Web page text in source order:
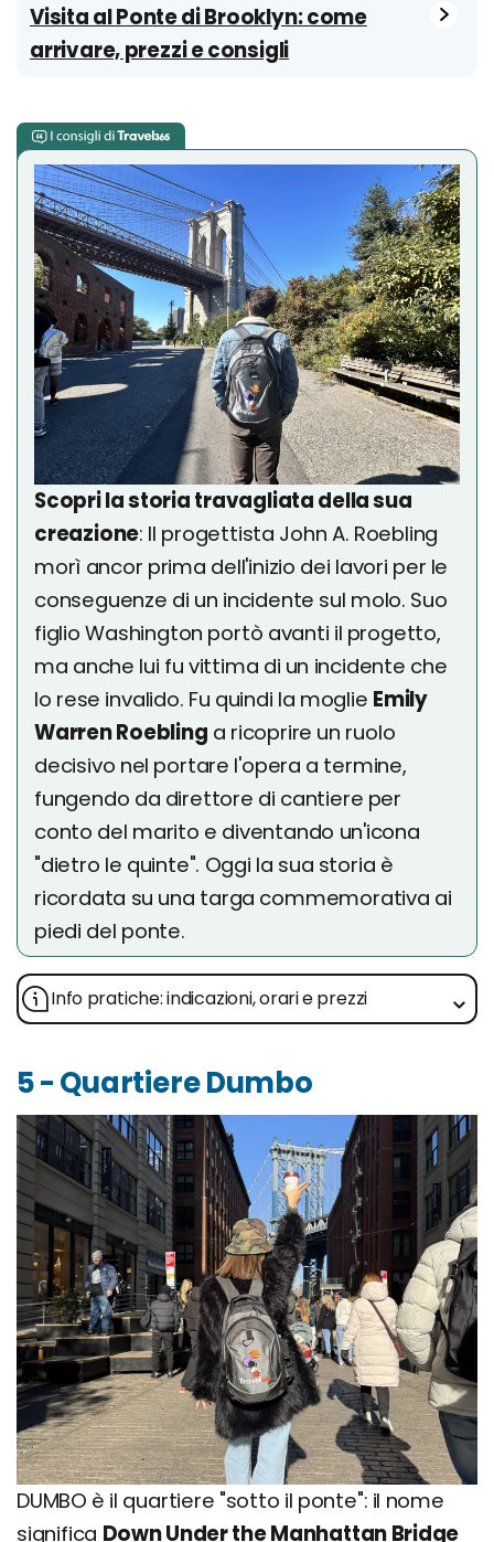
Visita al Ponte di Brooklyn: come
arrivare, prezzi e consigli
Scopri la storia travagliata della sua
creazione: Il progettista John A. Roebling
morì ancor prima dell'inizio dei lavori per le
conseguenze di un incidente sul molo. Suo
figlio Washington portò avanti il progetto,
ma anche lui fu vittima di un incidente che
lo rese invalido. Fu quindi la moglie Emily
Warren Roebling a ricoprire un ruolo
decisivo nel portare l'opera a termine,
fungendo da direttore di cantiere per
conto del marito e diventando un'icona
"dietro le quinte". Oggi la sua storia è
ricordata su una targa commemorativa ai
piedi del ponte.
Info pratiche: indicazioni, orari e prezzi
5 - Quartiere Dumbo
DUMBO è il quartiere "sotto il ponte": il nome
significa Down Under the Manhattan Bridge